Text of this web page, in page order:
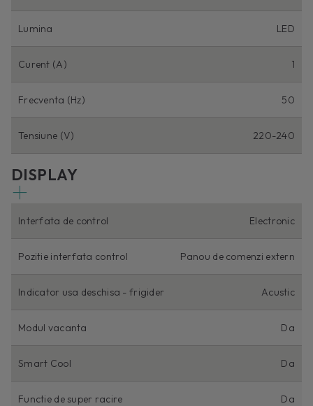
Lumina LED
Curent (A) 1
Frecventa (Hz) 50
Tensiune (V) 220-240
DISPLAY
Interfata de control Electronic
Pozitie interfata control Panou de comenzi extern
Indicator usa deschisa - frigider Acustic
Modul vacanta Da
Smart Cool Da
Functie de super racire Da